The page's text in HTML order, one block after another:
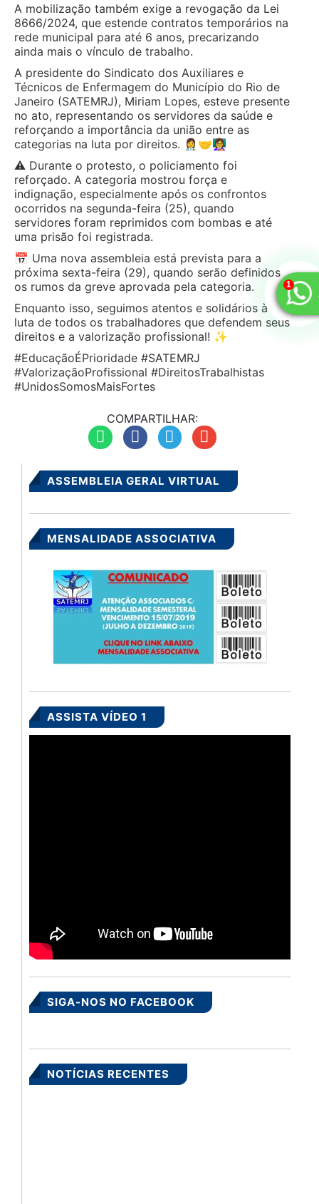
A mobilização também exige a revogação da Lei
8666/2024, que estende contratos temporários na
rede municipal para até 6 anos, precarizando
ainda mais o vínculo de trabalho.
A presidente do Sindicato dos Auxiliares e
Técnicos de Enfermagem do Município do Rio de
Janeiro (SATEMRJ), Miriam Lopes, esteve presente
no ato, representando os servidores da saúde e
reforçando a importância da união entre as
categorias na luta por direitos. 👩‍⚕️🤝👩‍🏫
⚠️ Durante o protesto, o policiamento foi
reforçado. A categoria mostrou força e
indignação, especialmente após os confrontos
ocorridos na segunda-feira (25), quando
servidores foram reprimidos com bombas e até
uma prisão foi registrada.
📅 Uma nova assembleia está prevista para a
próxima sexta-feira (29), quando serão definidos
os rumos da greve aprovada pela categoria.
Enquanto isso, seguimos atentos e solidários à
luta de todos os trabalhadores que defendem seus
direitos e a valorização profissional! ✨
#EducaçãoÉPrioridade #SATEMRJ
#ValorizaçãoProfissional #DireitosTrabalhistas
#UnidosSomosMaisFortes
ASSEMBLEIA GERAL VIRTUAL
MENSALIDADE ASSOCIATIVA
ASSISTA VÍDEO 1
SIGA-NOS NO FACEBOOK
NOTÍCIAS RECENTES